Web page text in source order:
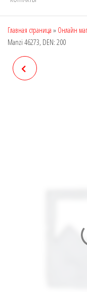
Главная страница » Онлайн
Manzi 46273, DEN: 200